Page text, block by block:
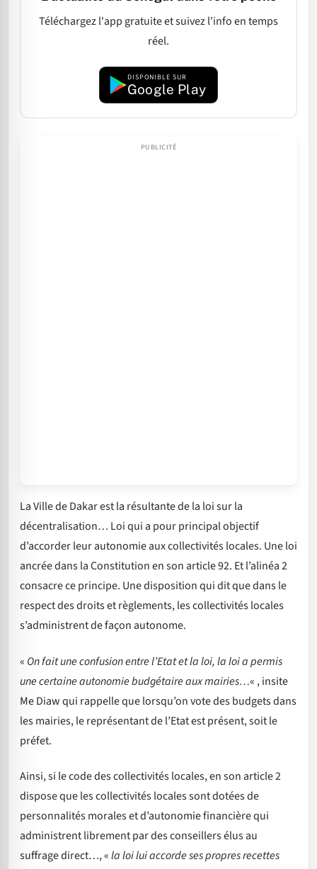
Téléchargez l'app gratuite et suivez l'info en temps
réel.
DISPONIBLE SUR
Google Play
La Ville de Dakar est la résultante de la loi sur la
décentralisation… Loi qui a pour principal objectif
d’accorder leur autonomie aux collectivités locales. Une loi
ancrée dans la Constitution en son article 92. Et l’alinéa 2
consacre ce principe. Une disposition qui dit que dans le
respect des droits et règlements, les collectivités locales
s’administrent de façon autonome.
« On fait une confusion entre l’Etat et la loi, la loi a permis
une certaine autonomie budgétaire aux mairies…« , insite
Me Diaw qui rappelle que lorsqu’on vote des budgets dans
les mairies, le représentant de l’Etat est présent, soit le
préfet.
Ainsi, si le code des collectivités locales, en son article 2
dispose que les collectivités locales sont dotées de
personnalités morales et d’autonomie financière qui
administrent librement par des conseillers élus au
suffrage direct…, «la loi lui accorde ses propres recettes